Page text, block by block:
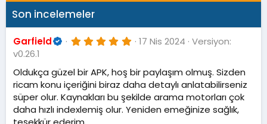
Son incelemeler
Garfield 5
0
y
ı
l
d
ı
17 Nis 2024 Versiyon:
v0.26.1
Oldukça güzel bir APK, hoş bir paylaşım olmuş. Sizden
ricam konu içeriğini biraz daha detaylı anlatabilirseniz
süper olur. Kaynakları bu şekilde arama motorları çok
daha hızlı indexlemiş olur. Yeniden emeğinize sağlık,